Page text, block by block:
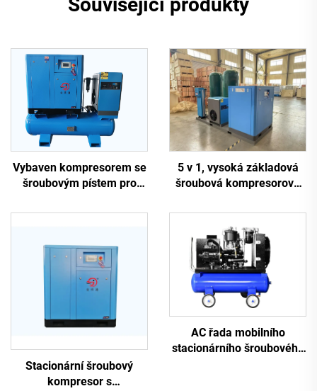
Vybaven kompresorem se
šroubovým pístem pro
5 v 1, vysoká základová
šroubová kompresorová
laserové řezání s nádrží
1200 l
Stacionární šroubový
kompresor s
AC řada mobilního
stacionárního šroubového